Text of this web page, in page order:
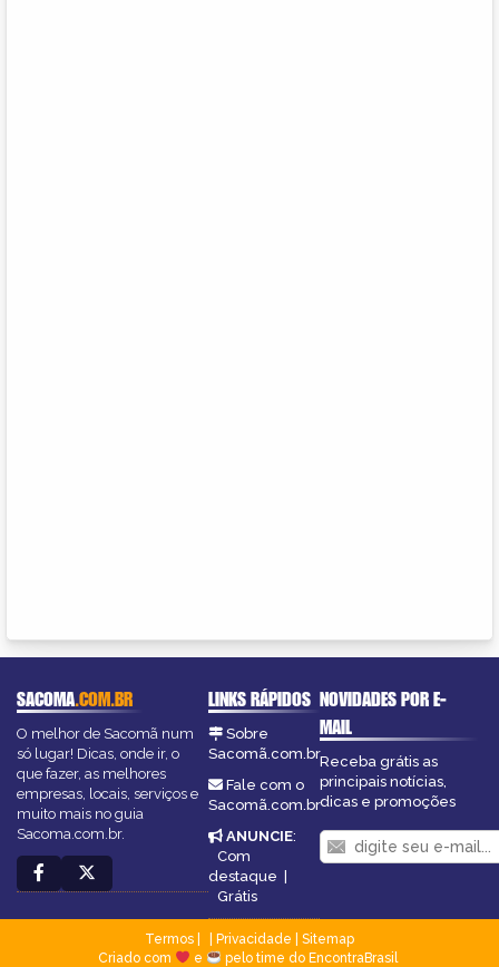
SACOMA.COM.BR
O melhor de Sacomã num
só lugar! Dicas, onde ir, o
que fazer, as melhores
empresas, locais, serviços e
muito mais no guia
Sacoma.com.br.
LINKS RÁPIDOS
Sobre
Sacomã.com.br
Fale com o
Sacomã.com.br
ANUNCIE:
Com
destaque |
Grátis
NOVIDADES POR E-
MAIL
Receba grátis as
principais notícias,
dicas e promoções
Termos Privacidade
Sitemap
Criado com
e pelo time do EncontraBrasil